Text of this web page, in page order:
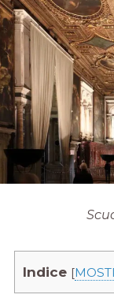
Indice [